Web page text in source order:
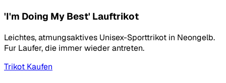
'I'm Doing My Best' Lauftrikot
Leichtes, atmungsaktives Unisex-Sporttrikot in Neongelb.
Fur Laufer, die immer wieder antreten.
Trikot Kaufen